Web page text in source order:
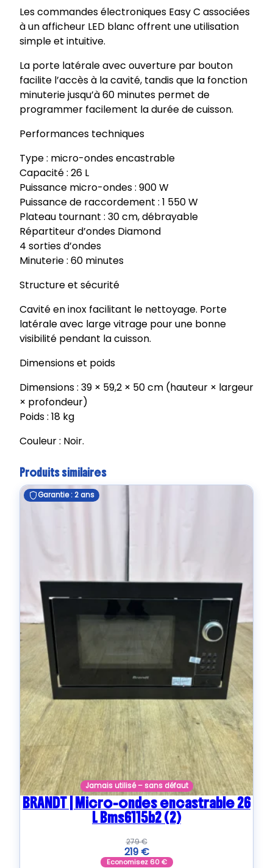
m
s
6
1
1
5
b
(
)
Les commandes électroniques Easy C associées
à un afficheur LED blanc offrent une utilisation
simple et intuitive.
La porte latérale avec ouverture par bouton
facilite l’accès à la cavité, tandis que la fonction
minuterie jusqu’à 60 minutes permet de
programmer facilement la durée de cuisson.
Performances techniques
Type : micro-ondes encastrable
Capacité : 26 L
Puissance micro-ondes : 900 W
Puissance de raccordement : 1 550 W
Plateau tournant : 30 cm, débrayable
Répartiteur d’ondes Diamond
4 sorties d’ondes
Minuterie : 60 minutes
Structure et sécurité
Cavité en inox facilitant le nettoyage. Porte
latérale avec large vitrage pour une bonne
visibilité pendant la cuisson.
Dimensions et poids
Dimensions : 39 × 59,2 × 50 cm (hauteur × largeur
× profondeur)
Poids : 18 kg
Couleur : Noir.
Produits similaires
Garantie : 2 ans
Jamais utilisé – sans défaut
BRANDT | Micro-ondes encastrable 26
L Bms6115b2 (2)
279€
219 €
Economisez 60€